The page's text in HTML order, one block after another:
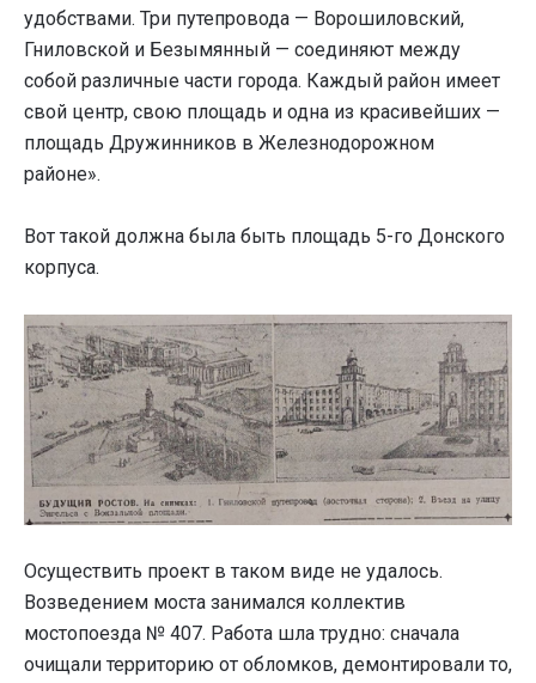
удобствами. Три путепровода — Ворошиловский,
Гниловской и Безымянный — соединяют между
собой различные части города. Каждый район имеет
свой центр, свою площадь и одна из красивейших —
площадь Дружинников в Железнодорожном
районе».
Вот такой должна была быть площадь 5-го Донского
корпуса.
Осуществить проект в таком виде не удалось.
Возведением моста занимался коллектив
мостопоезда № 407. Работа шла трудно: сначала
очищали территорию от обломков, демонтировали то,